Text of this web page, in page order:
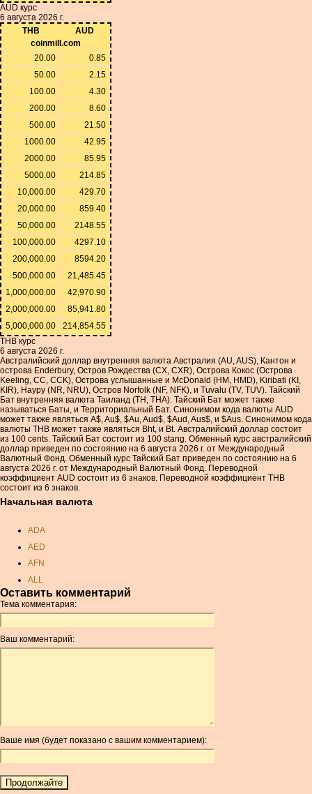
AUD курс
6 августа 2026 г.
THB
AUD
coinmill.com
20.00
0.85
50.00
2.15
100.00
4.30
200.00
8.60
500.00
21.50
1000.00
42.95
2000.00
85.95
5000.00
214.85
10,000.00
429.70
20,000.00
859.40
50,000.00
2148.55
100,000.00
4297.10
200,000.00
8594.20
500,000.00
21,485.45
1,000,000.00
42,970.90
2,000,000.00
85,941.80
5,000,000.00
214,854.55
THB курс
6 августа 2026 г.
Австралийский доллар внутренняя валюта Австралия (AU, AUS), Кантон и
острова Enderbury, Остров Рождества (CX, CXR), Острова Кокос (Острова
Keeling, CC, CCK), Острова услышанные и McDonald (HM, HMD), Kiribati (KI,
KIR), Науру (NR, NRU), Остров Norfolk (NF, NFK), и Tuvalu (TV, TUV). Тайский
Бат внутренняя валюта Таиланд (TH, THA). Тайский Бат может также
называться Баты, и Территориальный Бат. Синонимом кода валюты AUD
может также являться A$, Au$, $Au, Aud$, $Aud, Aus$, и $Aus. Синонимом кода
валюты THB может также являться Bht, и Bt. Австралийский доллар состоит
из 100 cents. Тайский Бат состоит из 100 stang. Обменный курс австралийский
доллар приведен по состоянию на 6 августа 2026 г. от Международный
Валютный Фонд. Обменный курс Тайский Бат приведен по состоянию на 6
августа 2026 г. от Международный Валютный Фонд. Переводной
коэффициент AUD состоит из 6 знаков. Переводной коэффициент THB
состоит из 6 знаков.
Начальная валюта
ADA
AED
AFN
ALL
AMD
ANC
ANG
AOA
AUR
AWG
BAM
Оставить комментарий
Тема комментария:
Ваш комментарий:
Ваше имя (будет показано с вашим комментарием):